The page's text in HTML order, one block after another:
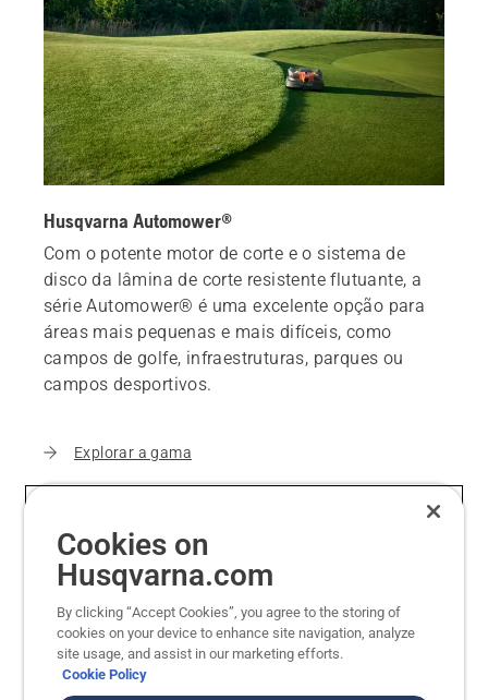
Husqvarna Automower®
Com o potente motor de corte e o sistema de
disco da lâmina de corte resistente flutuante, a
série Automower® é uma excelente opção para
áreas mais pequenas e mais difíceis, como
campos de golfe, infraestruturas, parques ou
campos desportivos.
Explorar a gama
Cookies on
Husqvarna.com
By clicking “Accept Cookies”, you agree to the storing of
cookies on your device to enhance site navigation, analyze
site usage, and assist in our marketing efforts.
Cookie Policy